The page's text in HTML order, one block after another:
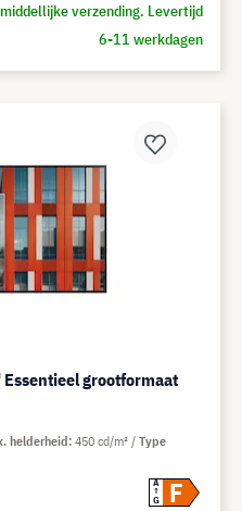
verzending. Levertijd
6-11 werkdagen
grootformaat
A
G
F
helderheid 450 cd/m²
Type